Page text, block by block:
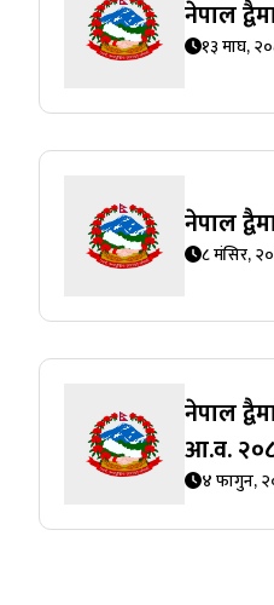
नेपाल
१३ माघ,
नेपाल
८ मंसिर,
नेपाल
आ.व.
४ फागुन,